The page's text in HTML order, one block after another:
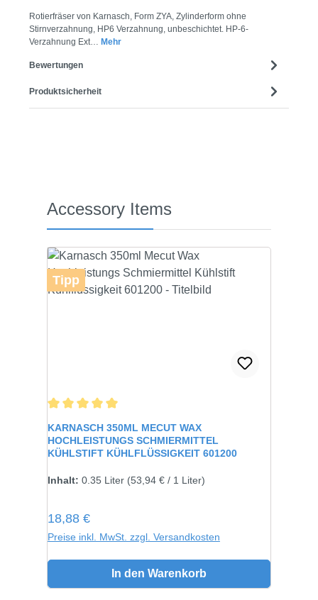
Rotierfräser von Karnasch, Form ZYA, Zylinderform ohne
Stirnverzahnung, HP6 Verzahnung, unbeschichtet. HP-6-
Verzahnung Ext… Mehr
Bewertungen
Produktsicherheit
Produktgalerie überspringen
Accessory Items
Tipp
KARNASCH 350ML MECUT WAX
HOCHLEISTUNGS SCHMIERMITTEL
KÜHLSTIFT KÜHLFLÜSSIGKEIT 601200
Inhalt: 0.35 Liter (53,94 € / 1 Liter)
Regulärer Preis:
18,88 €
Preise inkl. MwSt. zzgl. Versandkosten
In den Warenkorb